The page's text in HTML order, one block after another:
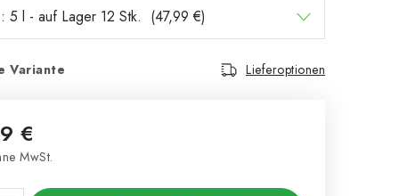
Variante Lieferoptionen
€
MwSt.